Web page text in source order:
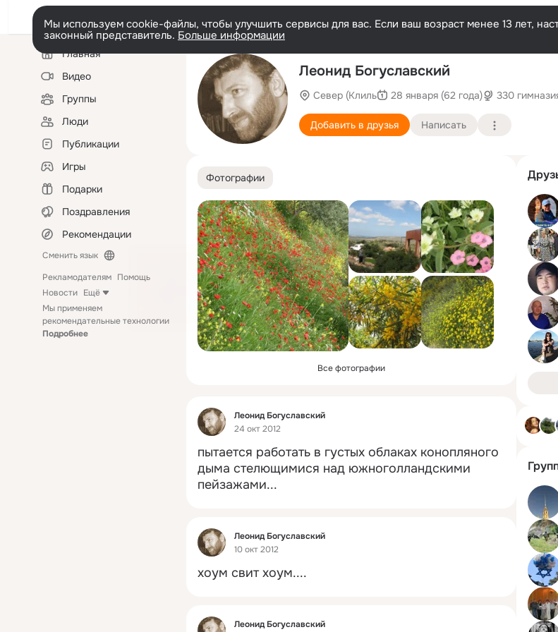
Мы используем cookie-файлы, чтобы улучшить сервисы для вас. Если ваш возраст менее 13 лет,
законный представитель. Больше информации
Левая
колонкаГлавная
Видео
Группы
Люди
Публикации
Игры
Подарки
Поздравления
Рекомендации
Сменить язык
Рекламодателям Помощь
Новости Ещё
Мы применяем
рекомендательные технологии
Подробнее
Леонид Богуславский
Север (Клиль 28 января (62 года) 330
Добавить в друзья Написать
Фотографии
Все фотографии
Фид
Леонид Богуславский
24 окт 2012
пытается работать в густых облаках конопляного
дыма стелющимися над южноголландскими
пейзажами...
Фид
Леонид Богуславский
10 окт 2012
хоум свит хоум....
Фид Леонид Богуславский